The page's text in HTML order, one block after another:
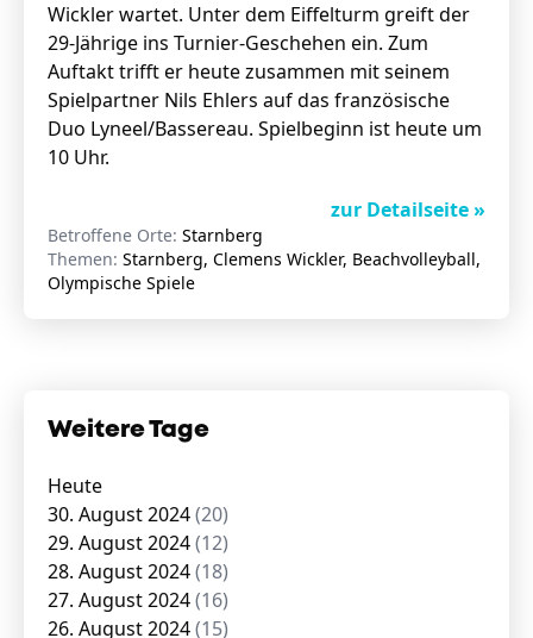
Wickler wartet. Unter dem Eiffelturm greift der
29-Jährige ins Turnier-Geschehen ein. Zum
Auftakt trifft er heute zusammen mit seinem
Spielpartner Nils Ehlers auf das französische
Duo Lyneel/Bassereau. Spielbeginn ist heute um
10 Uhr.
zur Detailseite »
Betroffene Orte: Starnberg
Themen: Starnberg, Clemens Wickler, Beachvolleyball,
Olympische Spiele
Weitere Tage
Heute
30. August 2024(20)
29. August 2024(12)
28. August 2024(18)
27. August 2024(16)
26. August 2024(15)